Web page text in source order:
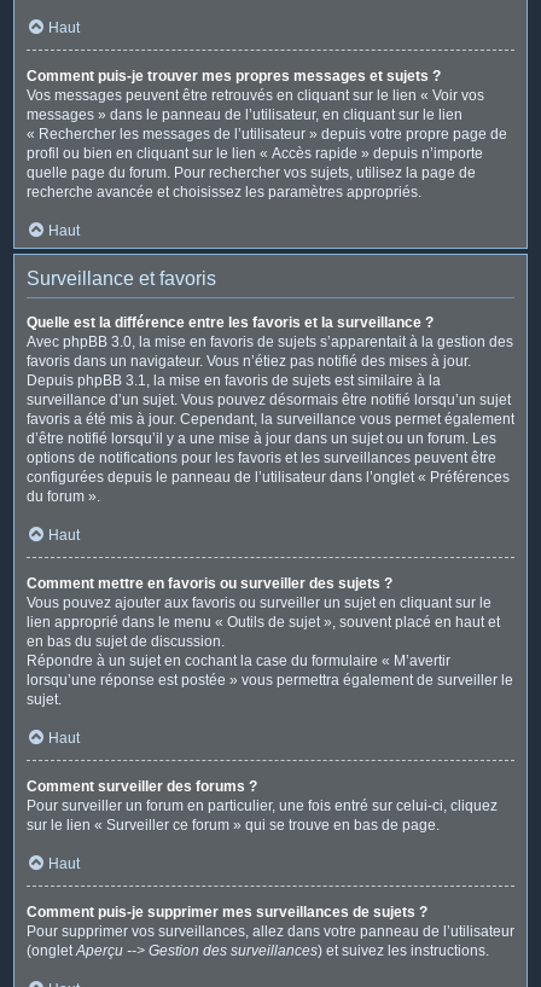
Haut
Comment puis-je trouver mes propres messages et sujets ?
Vos messages peuvent être retrouvés en cliquant sur le lien « Voir vos
messages » dans le panneau de l’utilisateur, en cliquant sur le lien
« Rechercher les messages de l’utilisateur » depuis votre propre page de
profil ou bien en cliquant sur le lien « Accès rapide » depuis n’importe
quelle page du forum. Pour rechercher vos sujets, utilisez la page de
recherche avancée et choisissez les paramètres appropriés.
Haut
Surveillance et favoris
Quelle est la différence entre les favoris et la surveillance ?
Avec phpBB 3.0, la mise en favoris de sujets s’apparentait à la gestion des
favoris dans un navigateur. Vous n’étiez pas notifié des mises à jour.
Depuis phpBB 3.1, la mise en favoris de sujets est similaire à la
surveillance d’un sujet. Vous pouvez désormais être notifié lorsqu’un sujet
favoris a été mis à jour. Cependant, la surveillance vous permet également
d’être notifié lorsqu’il y a une mise à jour dans un sujet ou un forum. Les
options de notifications pour les favoris et les surveillances peuvent être
configurées depuis le panneau de l’utilisateur dans l’onglet « Préférences
du forum ».
Haut
Comment mettre en favoris ou surveiller des sujets ?
Vous pouvez ajouter aux favoris ou surveiller un sujet en cliquant sur le
lien approprié dans le menu « Outils de sujet », souvent placé en haut et
en bas du sujet de discussion.
Répondre à un sujet en cochant la case du formulaire « M’avertir
lorsqu’une réponse est postée » vous permettra également de surveiller le
sujet.
Haut
Comment surveiller des forums ?
Pour surveiller un forum en particulier, une fois entré sur celui-ci, cliquez
sur le lien « Surveiller ce forum » qui se trouve en bas de page.
Haut
Comment puis-je supprimer mes surveillances de sujets ?
Pour supprimer vos surveillances, allez dans votre panneau de l’utilisateur
(ongletAperçu --> Gestion des surveillances) et suivez les instructions.